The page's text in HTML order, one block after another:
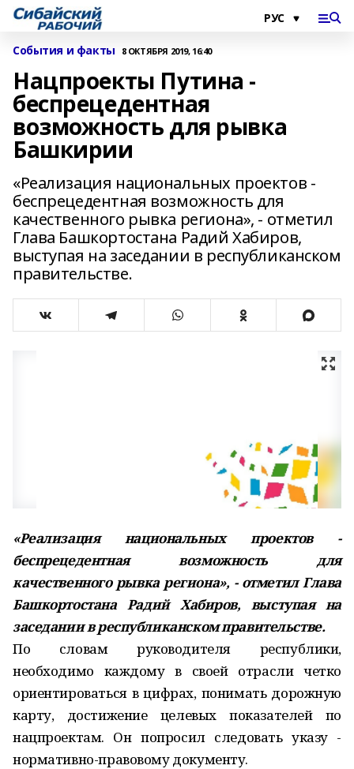
События и факты 8 ОКТЯБРЯ 2019, 16:40
Нацпроекты Путина -
беспрецедентная
возможность для рывка
Башкирии
«Реализация национальных проектов -
беспрецедентная возможность для
качественного рывка региона», - отметил
Глава Башкортостана Радий Хабиров,
выступая на заседании в республиканском
правительстве.
«Реализация национальных проектов -
беспрецедентная возможность для
качественного рывка региона», - отметил Глава
Башкортостана Радий Хабиров, выступая на
заседании в республиканском правительстве.
По словам руководителя республики,
необходимо каждому в своей отрасли четко
ориентироваться в цифрах, понимать дорожную
карту, достижение целевых показателей по
нацпроектам. Он попросил следовать указу -
нормативно-правовому документу.